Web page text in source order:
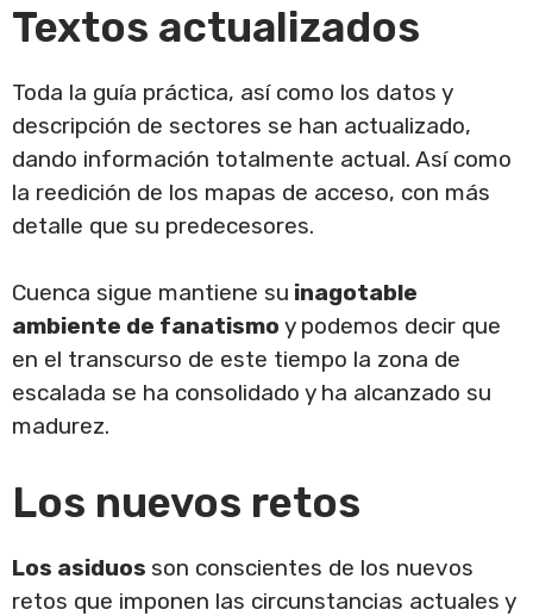
Textos actualizados
Toda la guía práctica, así como los datos y
descripción de sectores se han actualizado,
dando información totalmente actual. Así como
la reedición de los mapas de acceso, con más
detalle que su predecesores.
Cuenca sigue mantiene su inagotable
ambiente de fanatismo y podemos decir que
en el transcurso de este tiempo la zona de
escalada se ha consolidado y ha alcanzado su
madurez.
Los nuevos retos
Los asiduos son conscientes de los nuevos
retos que imponen las circunstancias actuales y